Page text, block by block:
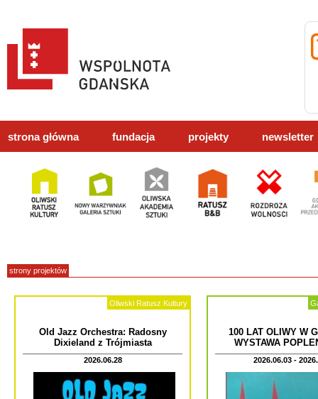
strona główna fundacja projekty newsletter
strony projektów
Oliwski Ratusz Kultury
Old Jazz Orchestra: Radosny
Dixieland z Trójmiasta
2026.06.28
100 LAT OLIWY W
WYSTAWA
2026.06.03 -